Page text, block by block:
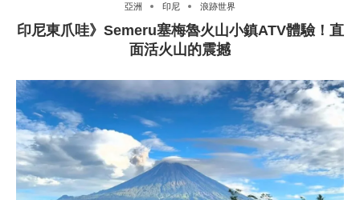
亞洲 印尼 浪跡世界
印尼東爪哇》Semeru塞梅魯火山小鎮ATV體驗！直
面活火山的震撼